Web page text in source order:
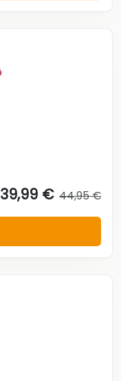
39,99 € 44,95 €